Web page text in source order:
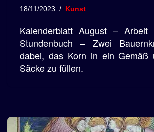
18/11/2023 Kunst
Kalenderblatt August –
Stundenbuch – Zwei
dabei, das Korn in ein Gemäß
Säcke zu füllen.